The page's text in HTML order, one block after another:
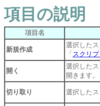
項目の説明
項目名
新規作成
選択した
「 スクリ
開く
選択した
開きます。
切り取り 選択したス